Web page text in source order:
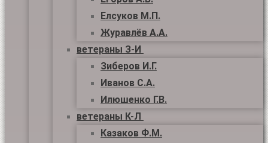
Елсуков М.П.
Журавлёв А.А.
ветераны З-И
Зиберов И.Г.
Иванов С.А.
Илюшенко Г.В.
ветераны К-Л
Казаков Ф.М.